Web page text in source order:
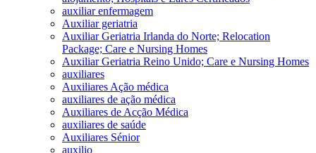
auxiliar enfermagem
Auxiliar geriatria
Auxiliar Geriatria Irlanda do Norte; Relocation
Package; Care e Nursing Homes
Auxiliar Geriatria Reino Unido; Care e Nursing Homes
auxiliares
Auxiliares Ação médica
auxiliares de ação médica
Auxiliares de Acção Médica
auxiliares de saúde
Auxiliares Sénior
auxilio